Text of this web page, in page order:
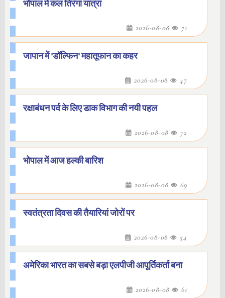
भोपाल में कल तिरंगा यात्रा
2026-08-08 71
जापान में 'डॉल्फिन' महातूफान का कहर
2026-08-08 47
रक्षाबंधन पर्व के लिए डाक विभाग की नयी पहल
2026-08-08 72
भोपाल में आज हल्की बारिश
2026-08-08 69
स्वतंत्रता दिवस की तैयारियां जोरों पर
2026-08-08 54
अमेरिका भारत का सबसे बड़ा एलपीजी आपूर्तिकर्ता बना
2026-08-08 61